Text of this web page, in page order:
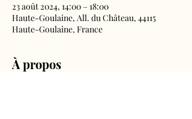
23 août 2024, 14:00 – 18:00
Haute-Goulaine, All. du Château, 44115
Haute-Goulaine, France
À propos